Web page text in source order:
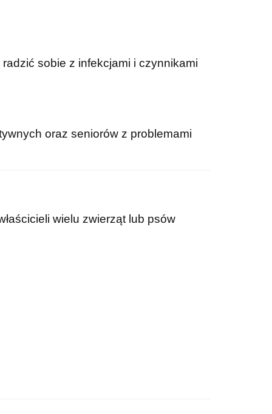
sobie z infekcjami i czynnikami
oraz seniorów z problemami
wielu zwierząt lub psów